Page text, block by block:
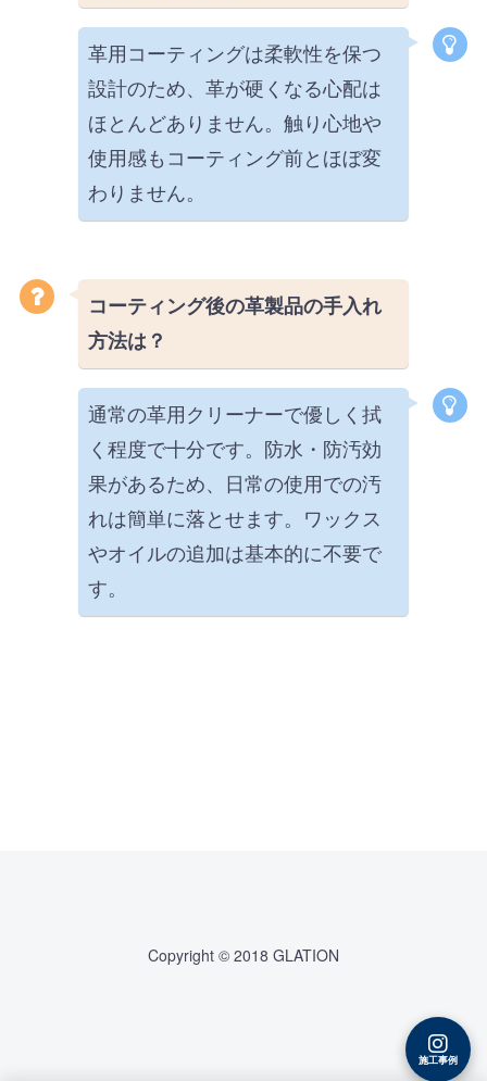
革用コーティングは柔軟性を保つ
設計のため、革が硬くなる心配は
ほとんどありません。触り心地や
使用感もコーティング前とほぼ変
わりません。
コーティング後の革製品の手入れ
方法は？
通常の革用クリーナーで優しく拭
く程度で十分です。防水・防汚効
果があるため、日常の使用での汚
れは簡単に落とせます。ワックス
やオイルの追加は基本的に不要で
す。
Copyright © 2018 GLATION
施工事例